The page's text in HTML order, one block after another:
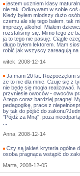
jestem uczniem klasy
nie tak. Odkrywam w sobie coś
Kiedy byłem młodszy dużo
czemu ale się tego bałem, tak
imprezy, alkohol. Miałem
rozstaliśmy się. Mimo tego że
ja to tego nie pasuję. Ciągle
długo byłem lektorem. Mam
robić jak wszyscy zareagują
witek, 2008-12-14
Ja mam 20 lat. Rozpoczęłam
że to nie dla mnie. Czuje się z
nie będę się mogła realizować.
przyniesie owoców - owoców
A tego coraz bardziej pragnę!
pedagogikę, prace z
by tak do pójść do
"Pójdź za Mną", poza
Anna, 2008-12-14
Czy są jakieś kryteria ogólne
osoba pragnąca wstąpić do
Marta, 2008-12-05